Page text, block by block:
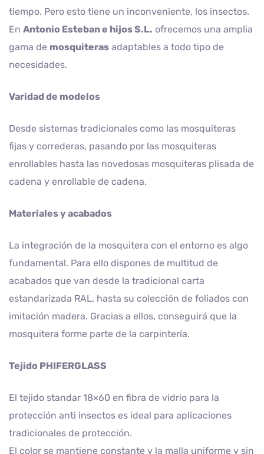
tiempo. Pero esto tiene un inconveniente, los insectos.
En Antonio Esteban e hijos S.L. ofrecemos una amplia
gama de mosquiteras adaptables a todo tipo de
necesidades.
Varidad de modelos
Desde sistemas tradicionales como las mosquiteras
fijas y correderas, pasando por las mosquiteras
enrollables hasta las novedosas mosquiteras plisada de
cadena y enrollable de cadena.
Materiales y acabados
La integración de la mosquitera con el entorno es algo
fundamental. Para ello dispones de multitud de
acabados que van desde la tradicional carta
estandarizada RAL, hasta su colección de foliados con
imitación madera. Gracias a ellos, conseguirá que la
mosquitera forme parte de la carpintería.
Tejido PHIFERGLASS
El tejido standar 18×60 en fibra de vidrio para la
protección anti insectos es ideal para aplicaciones
tradicionales de protección.
El color se mantiene constante y la malla uniforme y sin